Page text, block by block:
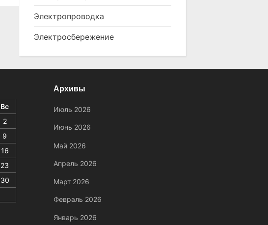
Электропроводка
Электросбережение
Вс
2
9
16
23
30
Архивы
Июль 2026
Июнь 2026
Май 2026
Апрель 2026
Март 2026
Февраль 2026
Январь 2026